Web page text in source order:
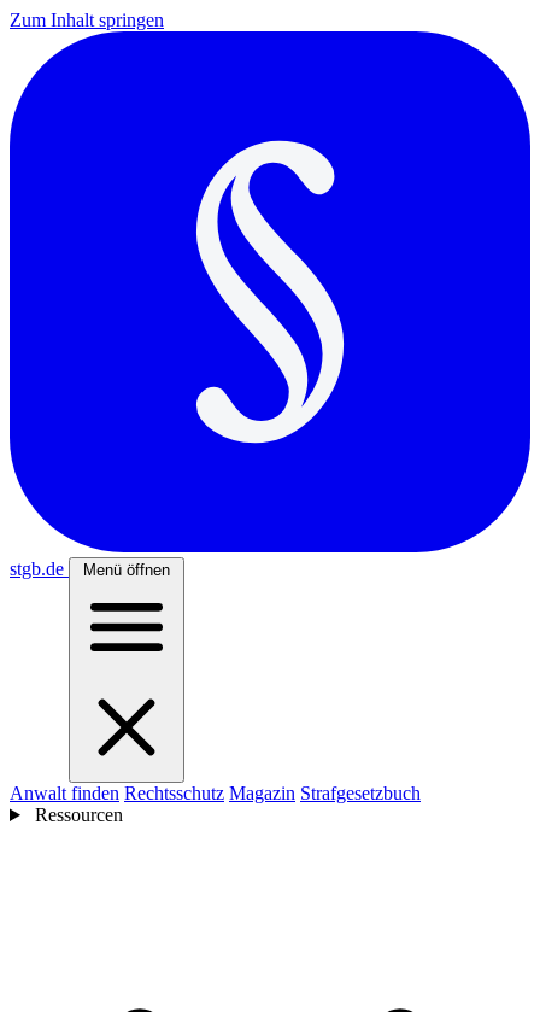
Zum Inhalt springen
stgb.de Menü öffnen
Anwalt finden Rechtsschutz Magazin Strafgesetzbuch
Ressourcen